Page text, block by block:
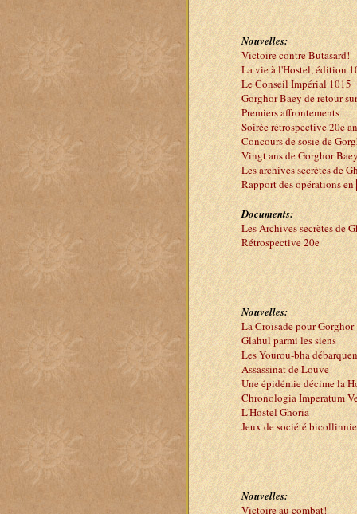
Nouvelles:
Victoire contre Butasard!
La vie à l'Hostel, édition
Le Conseil Impérial 1015
Gorghor Baey de retour
Premiers affrontements
Soirée rétrospective 20e
Concours de sosie de
Vingt ans de Gorghor
Les archives secrètes de
Rapport des opérations
Documents:
Les Archives secrètes de
Rétrospective 20e
Nouvelles:
La Croisade pour Gorghor
Glahul parmi les siens
Les Yourou-bha
Assassinat de Louve
Une épidémie décime la
Chronologia Imperatum
L'Hostel Ghoria
Jeux de société
Nouvelles:
Victoire au combat!